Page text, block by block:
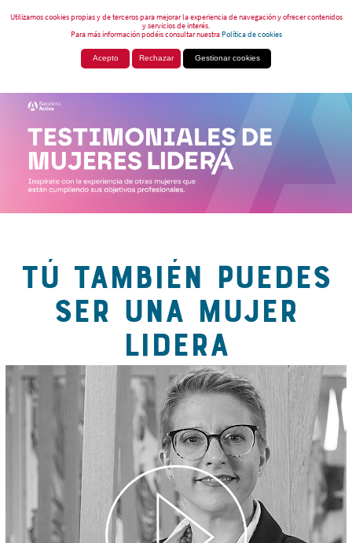
Utilizamos cookies propias y de terceros para mejorar la experiencia de navegación y ofrecer contenidos
y servicios de interés.
Para más información podéis consultar nuestraPolítica de cookies
Acepto Rechazar Gestionar cookies
TÚ TAMBIÉN PUEDES
SER UNA MUJER
LIDERA